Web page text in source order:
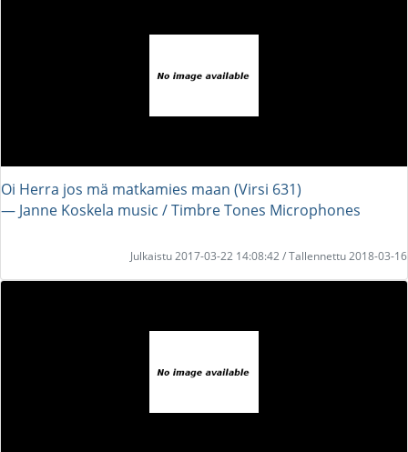
Oi Herra jos mä matkamies maan (Virsi 631)
― Janne Koskela music / Timbre Tones Microphones
Julkaistu 2017-03-22 14:08:42 / Tallennettu 2018-03-16